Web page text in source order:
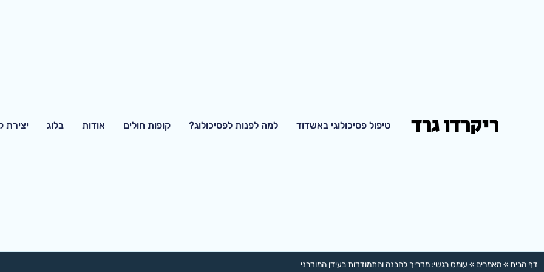
ריקרדו גרד טיפול פסיכולוגי באשדוד למה לפנות לפסיכולוג? קופות חולים אודות בלוג יצירת
דף הבית »מאמרים » עומס רגשי: מדריך להבנה והתמודדות בעידן המודרני